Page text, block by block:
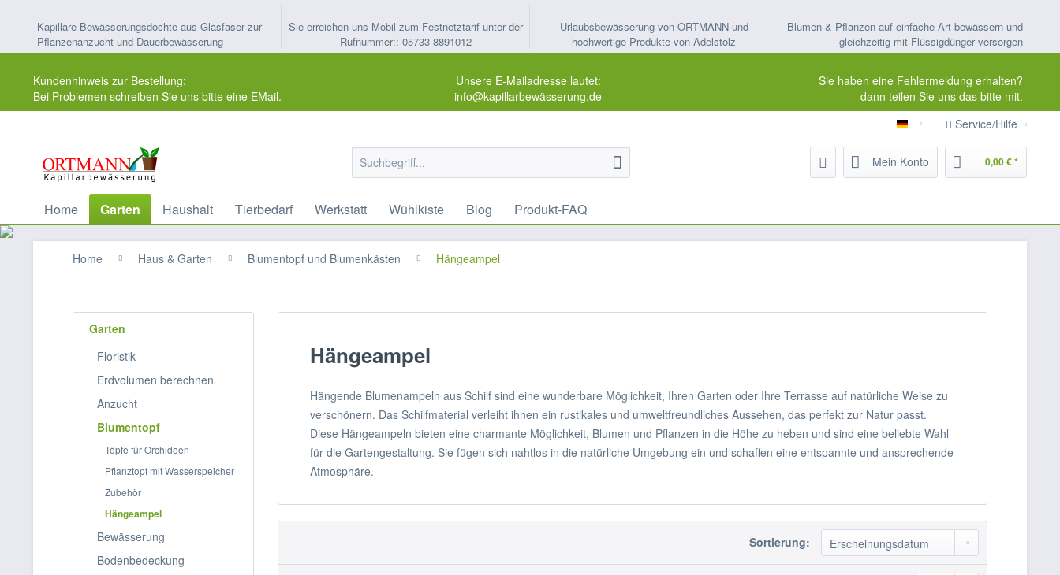
Kapillare Bewässerungsdochte aus Glasfaser zur
Pflanzenanzucht und Dauerbewässerung
Sie erreichen uns Mobil zum Festnetztarif unter der
Rufnummer:: 05733 8891012
Urlaubsbewässerung von ORTMANN und
hochwertige Produkte von Adelstolz
Blumen & Pflanzen auf einfache Art bewässern und
gleichzeitig mit Flüssigdünger versorgen
Kundenhinweis zur Bestellung:
Bei Problemen schreiben Sie uns bitte eine EMail.
Unsere E-Mailadresse lautet:
info@kapillarbewässerung.de
Sie haben eine Fehlermeldung erhalten?
dann teilen Sie uns das bitte mit.
ORTMANN-Service/Hilfe
Mein Konto 0,00 € *
Home Garten Haushalt Tierbedarf Werkstatt Wühlkiste Blog Produkt-FAQ
Home Haus & Garten Blumentopf und Blumenkästen Hängeampel
Garten
Floristik
Erdvolumen berechnen
Anzucht
Blumentopf
Töpfe für Orchideen
Pflanztopf mit Wasserspeicher
Zubehör
Hängeampel
Bewässerung
Bodenbedeckung
Hängeampel
Hängende Blumenampeln aus Schilf sind eine wunderbare Möglichkeit, Ihren Garten oder Ihre Terrasse auf natürliche Weise zu
verschönern. Das Schilfmaterial verleiht ihnen ein rustikales und umweltfreundliches Aussehen, das perfekt zur Natur passt.
Diese Hängeampeln bieten eine charmante Möglichkeit, Blumen und Pflanzen in die Höhe zu heben und sind eine beliebte Wahl
für die Gartengestaltung. Sie fügen sich nahtlos in die natürliche Umgebung ein und schaffen eine entspannte und ansprechende
Atmosphäre.
Sortierung: